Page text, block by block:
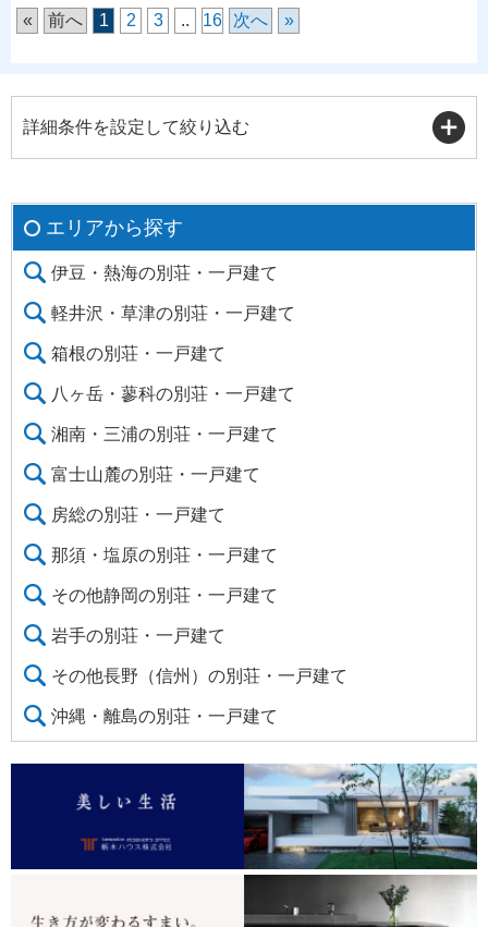
«
前へ 1 2 3 .. 16 次へ »
詳細条件を設定して絞り込む
エリアから探す
伊豆・熱海の別荘・一戸建て
軽井沢・草津の別荘・一戸建て
箱根の別荘・一戸建て
八ヶ岳・蓼科の別荘・一戸建て
湘南・三浦の別荘・一戸建て
富士山麓の別荘・一戸建て
房総の別荘・一戸建て
那須・塩原の別荘・一戸建て
その他静岡の別荘・一戸建て
岩手の別荘・一戸建て
その他長野（信州）の別荘・一戸建て
沖縄・離島の別荘・一戸建て